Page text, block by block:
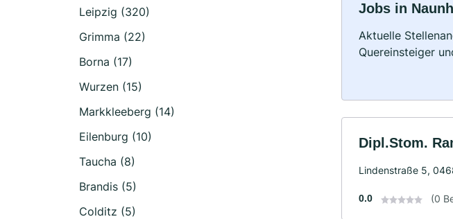
Leipzig (320)
Grimma (22)
Borna (17)
Wurzen (15)
Markkleeberg (14)
Eilenburg (10)
Taucha (8)
Brandis (5)
Colditz (5)
Jobs in
Aktuelle
Quereinsteiger
Dipl.Stom.
Lindenstraße 5,
0.0 (0